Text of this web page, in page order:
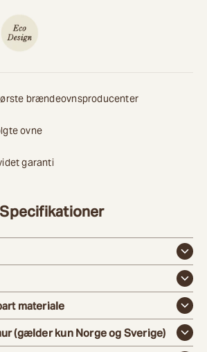
brændeovnsproducenter
ovne
garanti
Specifikationer
materiale
(gælder kun Norge og Sverige)